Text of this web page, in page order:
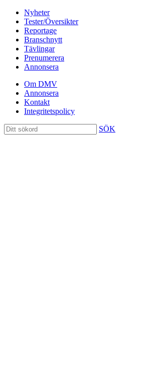
Nyheter
Tester/Översikter
Reportage
Branschnytt
Tävlingar
Prenumerera
Annonsera
Om DMV
Annonsera
Kontakt
Integritetspolicy
SÖK